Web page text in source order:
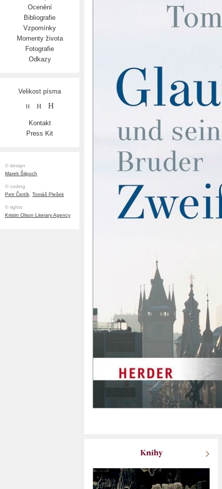
Ocenění
Bibliografie
Vzpomínky
Momenty života
Fotografie
Odkazy
Velikost písma
H H H
Kontakt
Press Kit
© design
Marek Šilpoch
© coding
Petr Čertík, Tomáš Plešek
© rights
Kristin Olson Literary Agency
Knihy